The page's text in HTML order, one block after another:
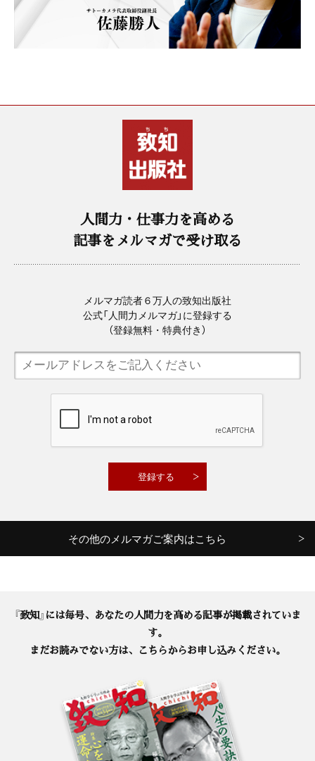
人間力・仕事力を高める
記事をメルマガで受け取る
メルマガ読者６万人の致知出版社
公式「人間力メルマガ」に登録する
（登録無料・特典付き）
その他のメルマガご案内はこちら
『致知』には毎号、あなたの人間力を高める記事が掲載されていま
す。
まだお読みでない方は、こちらからお申し込みください。